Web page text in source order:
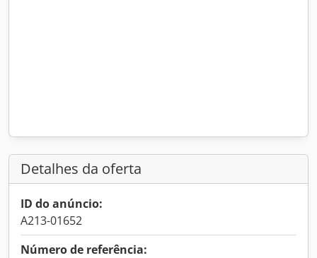
Detalhes da oferta
ID do anúncio:
A213-01652
Número de referência: